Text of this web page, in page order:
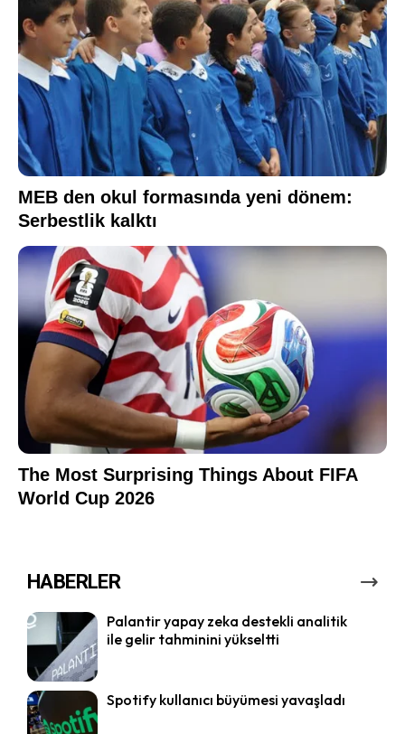
HABERLER
Palantir yapay zeka destekli analitik
ile gelir tahminini yükseltti
Spotify kullanıcı büyümesi yavaşladı